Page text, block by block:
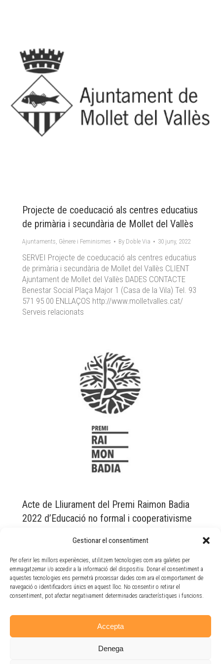
Gestionar el consentiment
Per oferir les millors experiències, utilitzem tecnologies com ara galetes per
emmagatzemar i/o accedir a la informació del dispositiu. Donar el consentiment a
aquestes tecnologies ens permetrà processar dades com ara el comportament de
navegació o identificadors únics en aquest lloc. No consentir o retirar el
consentiment, pot afectar negativament determinades característiques i funcions.
Accepta
Denega
Projecte de coeducació als centres educatius
de primària i secundària de Mollet del Vallès
Ajuntaments, Gènere i Feminismes By Doble Via 30 juny, 2022
SERVEI Projecte de coeducació als centres educatius
de primària i secundària de Mollet del Vallès CLIENT
Ajuntament de Mollet del Vallès DADES CONTACTE
Benestar Social Plaça Major 1 (Casa de la Vila) Tel. 93
571 95 00 ENLLAÇOS http://www.molletvalles.cat/
Serveis relacionats
Acte de Lliurament del Premi Raimon Badia
2022 d’Educació no formal i cooperativisme
Premi Raimon Badia Doble Via
2022 D’EDUCACIÓ NO FORMAL I COOPERATIVISME 16
de juny a les 17 hores, Claustre del Monestir de Sant
Cugat El proper dijous 16 de juny a les 17 hores, en
el Claustre del Monestir de Sant Cugat , tindrà lloc